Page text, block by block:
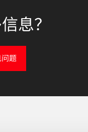
息？
题